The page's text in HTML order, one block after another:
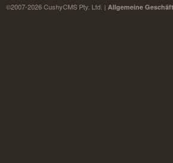
©2007-2026 CushyCMS Pty. Ltd. | Allgemeine